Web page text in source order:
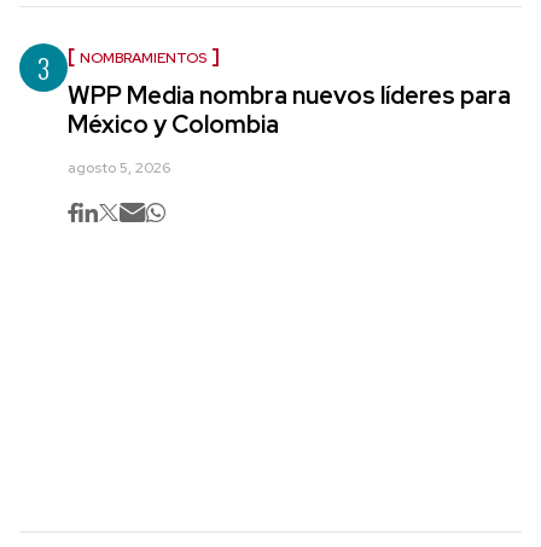
3 NOMBRAMIENTOS
WPP Media nombra nuevos líderes para
México y Colombia
agosto 5, 2026